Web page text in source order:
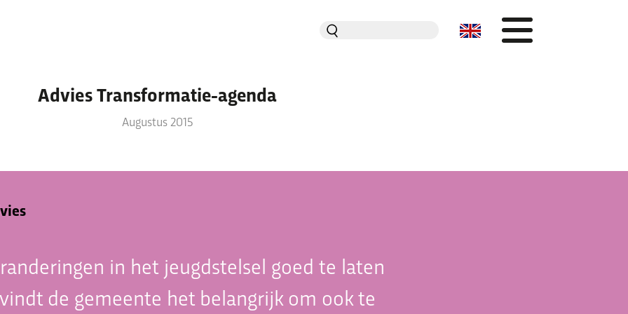
Zoeken
Thema’s & verhalen
Thema’s waar we mee bezig zijn
Advies Transformatie-agenda
Augustus 2015
in het jeugdstelsel goed te laten
de gemeente het belangrijk om ook te